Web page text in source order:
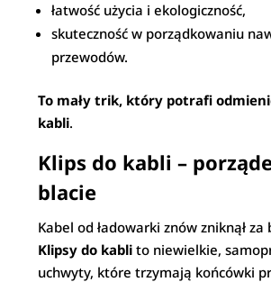
łatwość użycia i ekologiczność,
skuteczność w porządkowaniu
przewodów.
To mały trik, który potrafi
kabli.
Klips do kabli –
blacie
Kabel od ładowarki znów zniknął za
Klipsy do kabli to niewielkie,
uchwyty, które trzymają końcówki